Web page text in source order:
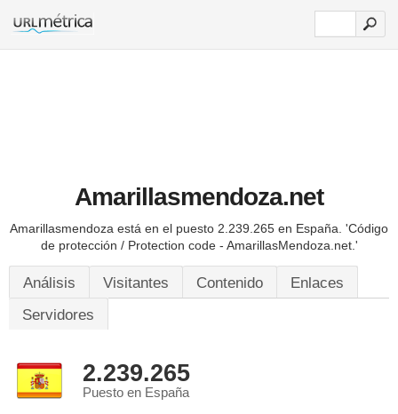
Amarillasmendoza.net
Amarillasmendoza está en el puesto 2.239.265 en España. 'Código
de protección / Protection code - AmarillasMendoza.net.'
Análisis Visitantes Contenido
Enlaces
Servidores
2.239.265
Puesto en España